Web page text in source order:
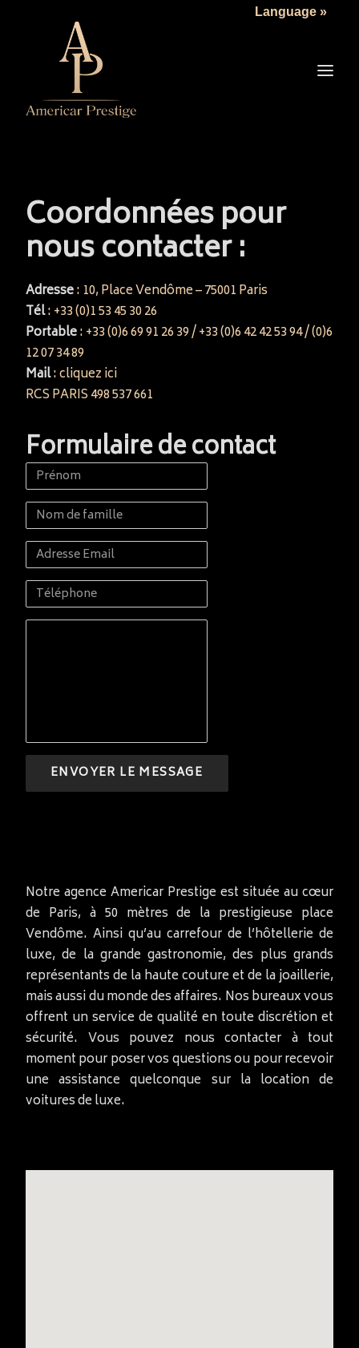
LA SOCIÉTÉ
LES VÉHICULES
TARIFS
NOUS CONTACTER
Coordonnées pour
nous contacter :
Adresse: 10, Place Vendôme – 75001 Paris
Tél: +33 (0)1 53 45 30 26
Portable: +33 (0)6 69 91 26 39 / +33 (0)6 42 42 53 94 / (0)6
12 07 34 89
Mail:cliquez ici
RCS PARIS 498 537 661
Formulaire de contact
Prénom
Nom
de
famille
Adresse
Email
Téléphone
Notre agence Americar Prestige est située au cœur
de Paris, à 50 mètres de la prestigieuse place
Vendôme. Ainsi qu’au carrefour de l’hôtellerie de
luxe, de la grande gastronomie, des plus grands
représentants de la haute couture et de la joaillerie,
mais aussi du monde des affaires. Nos bureaux vous
offrent un service de qualité en toute discrétion et
sécurité. Vous pouvez nous contacter à tout
moment pour poser vos questions ou pour recevoir
une assistance quelconque sur la location de
voitures de luxe.
Language »